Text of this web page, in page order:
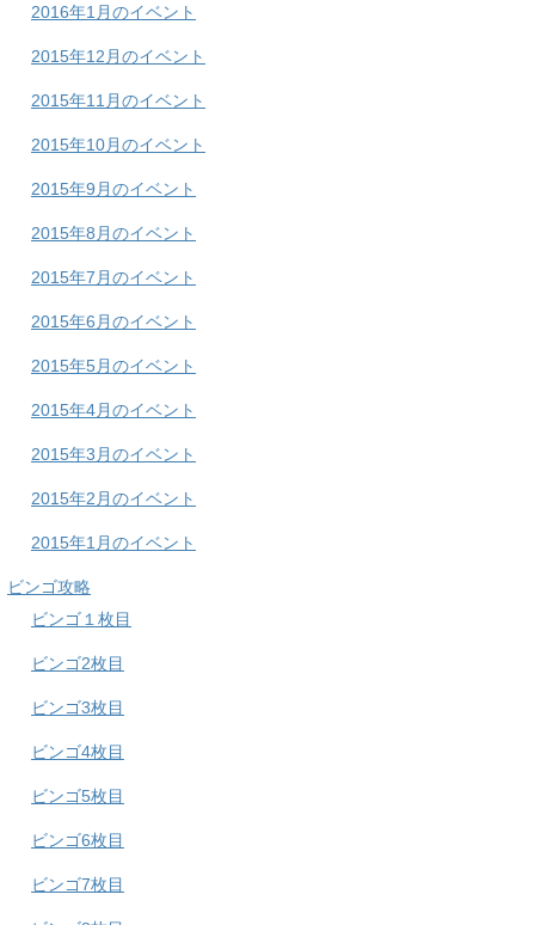
2016年1月のイベント
2015年12月のイベント
2015年11月のイベント
2015年10月のイベント
2015年9月のイベント
2015年8月のイベント
2015年7月のイベント
2015年6月のイベント
2015年5月のイベント
2015年4月のイベント
2015年3月のイベント
2015年2月のイベント
2015年1月のイベント
ビンゴ攻略
ビンゴ１枚目
ビンゴ2枚目
ビンゴ3枚目
ビンゴ4枚目
ビンゴ5枚目
ビンゴ6枚目
ビンゴ7枚目